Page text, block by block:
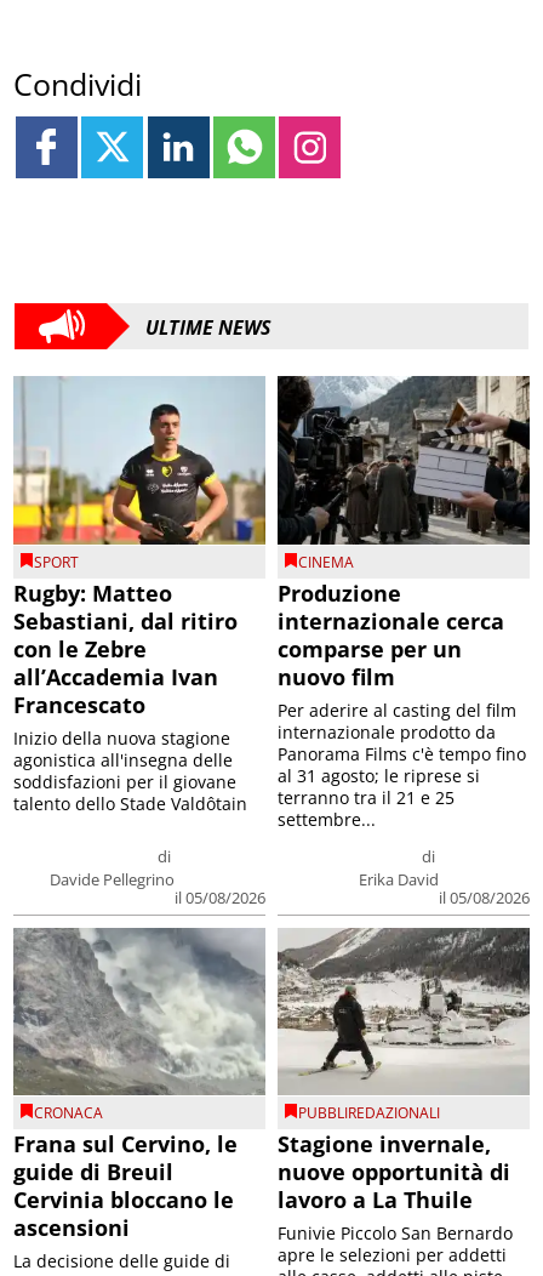
Condividi
ULTIME NEWS
SPORT
Rugby: Matteo
Sebastiani, dal ritiro
con le Zebre
all’Accademia Ivan
Francescato
di
Davide Pellegrino
il 05/08/2026
Inizio della nuova stagione
agonistica all'insegna delle
soddisfazioni per il giovane
talento dello Stade Valdôtain
CINEMA
Produzione
internazionale cerca
comparse per un
nuovo film
di
Erika David
il 05/08/2026
Per aderire al casting del film
internazionale prodotto da
Panorama Films c'è tempo fino
al 31 agosto; le riprese si
terranno tra il 21 e 25
settembre...
CRONACA
Frana sul Cervino, le
guide di Breuil
Cervinia bloccano le
ascensioni
La decisione delle guide di
PUBBLIREDAZIONALI
Stagione invernale,
nuove opportunità di
lavoro a La Thuile
Funivie Piccolo San Bernardo
apre le selezioni per addetti